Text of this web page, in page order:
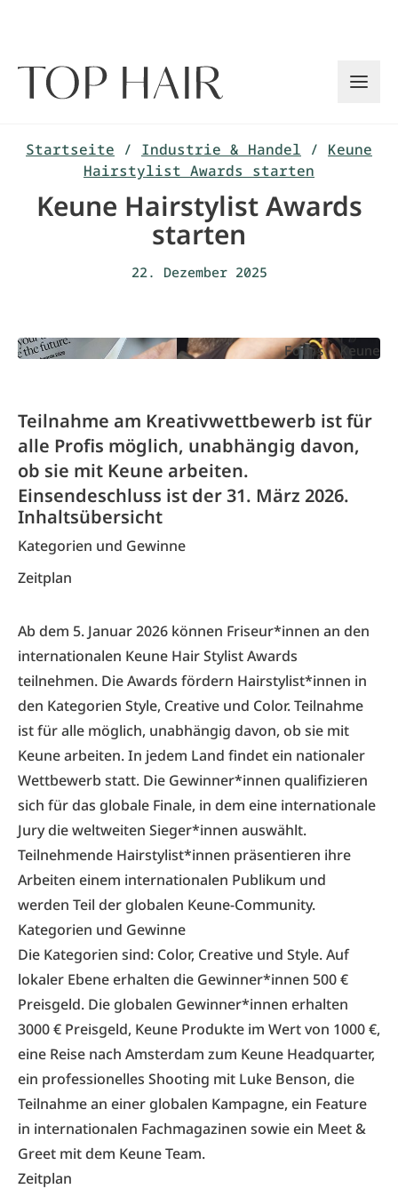
Startseite / Industrie & Handel / Keune
Hairstylist Awards starten
Keune Hairstylist Awards
starten
22. Dezember 2025
Fotos: Keune
Teilnahme am Kreativwettbewerb ist für
alle Profis möglich, unabhängig davon,
ob sie mit Keune arbeiten.
Einsendeschluss ist der 31. März 2026.
Inhaltsübersicht
Kategorien und Gewinne
Zeitplan
Ab dem 5. Januar 2026 können Friseur*innen an den
internationalen Keune Hair Stylist Awards
teilnehmen. Die Awards fördern Hairstylist*innen in
den Kategorien Style, Creative und Color. Teilnahme
ist für alle möglich, unabhängig davon, ob sie mit
Keune arbeiten. In jedem Land findet ein nationaler
Wettbewerb statt. Die Gewinner*innen qualifizieren
sich für das globale Finale, in dem eine internationale
Jury die weltweiten Sieger*innen auswählt.
Teilnehmende Hairstylist*innen präsentieren ihre
Arbeiten einem internationalen Publikum und
werden Teil der globalen Keune-Community.
Kategorien und Gewinne
Die Kategorien sind: Color, Creative und Style. Auf
lokaler Ebene erhalten die Gewinner*innen 500 €
Preisgeld. Die globalen Gewinner*innen erhalten
3000 € Preisgeld, Keune Produkte im Wert von 1000 €,
eine Reise nach Amsterdam zum Keune Headquarter,
ein professionelles Shooting mit Luke Benson, die
Teilnahme an einer globalen Kampagne, ein Feature
in internationalen Fachmagazinen sowie ein Meet &
Greet mit dem Keune Team.
Zeitplan